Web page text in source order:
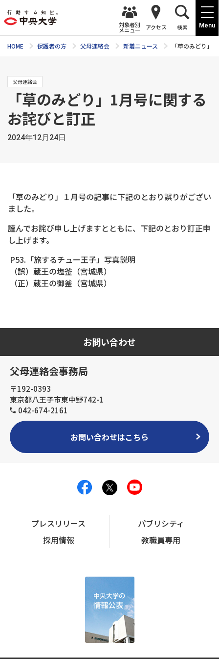
Menu
対象者別
メニュー アクセス 検索
HOME 保護者の方 父母連絡会 新着ニュース 「草のみどり」
父母連絡会
「草のみどり」1月号に関する
お詫びと訂正
2024年12月24日
「草のみどり」１月号の記事に下記のとおり誤りがござい
ました。
謹んでお詫び申し上げますとともに、下記のとおり訂正申
し上げます。
P53.「旅するチュー王子」写真説明
（誤）蔵王の塩釜（宮城県）
（正）蔵王の御釜（宮城県）
お問い合わせ
父母連絡会事務局
〒192-0393
東京都八王子市東中野742-1
042-674-2161
お問い合わせはこちら
プレスリリース
パブリシティ
採用情報
教職員専用